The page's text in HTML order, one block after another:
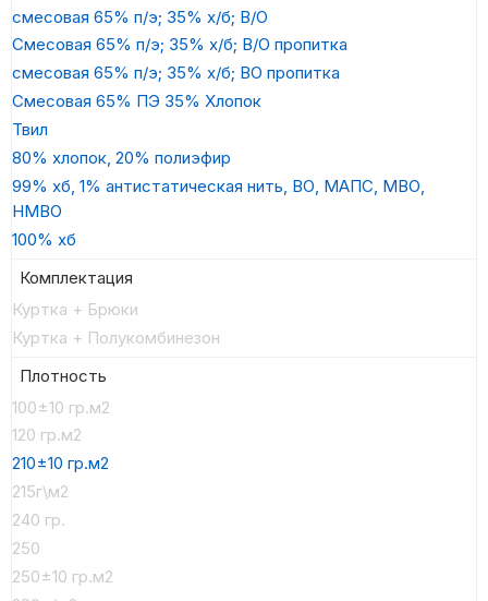
смесовая 65% п/э; 35% х/б; В/О
Смесовая 65% п/э; 35% х/б; В/О пропитка
смесовая 65% п/э; 35% х/б; ВО пропитка
Смесовая 65% ПЭ 35% Хлопок
Твил
80% хлопок, 20% полиэфир
99% хб, 1% антистатическая нить, ВО, МАПС, МВО,
НМВО
100% хб
Комплектация
Куртка + Брюки
Куртка + Полукомбинезон
Плотность
100±10 гр.м2
120 гр.м2
210±10 гр.м2
215г\м2
240 гр.
250
250±10 гр.м2